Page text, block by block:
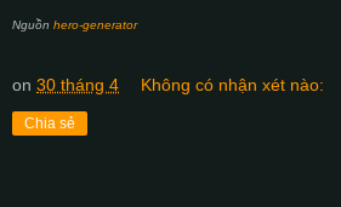
Nguồn hero-generator
on 30 tháng 4 Không có nhận xét nào:
Chia sẻ